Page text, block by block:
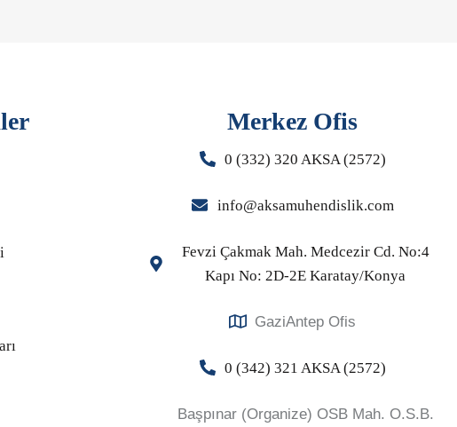
Merkez Ofis
0 (332) 320 AKSA (2572)
info@aksamuhendislik.com
Fevzi Çakmak Mah. Medcezir Cd. No:4
Kapı No: 2D-2E Karatay/Konya
GaziAntep Ofis
0 (342) 321 AKSA (2572)
Başpınar (Organize) OSB Mah. O.S.B.